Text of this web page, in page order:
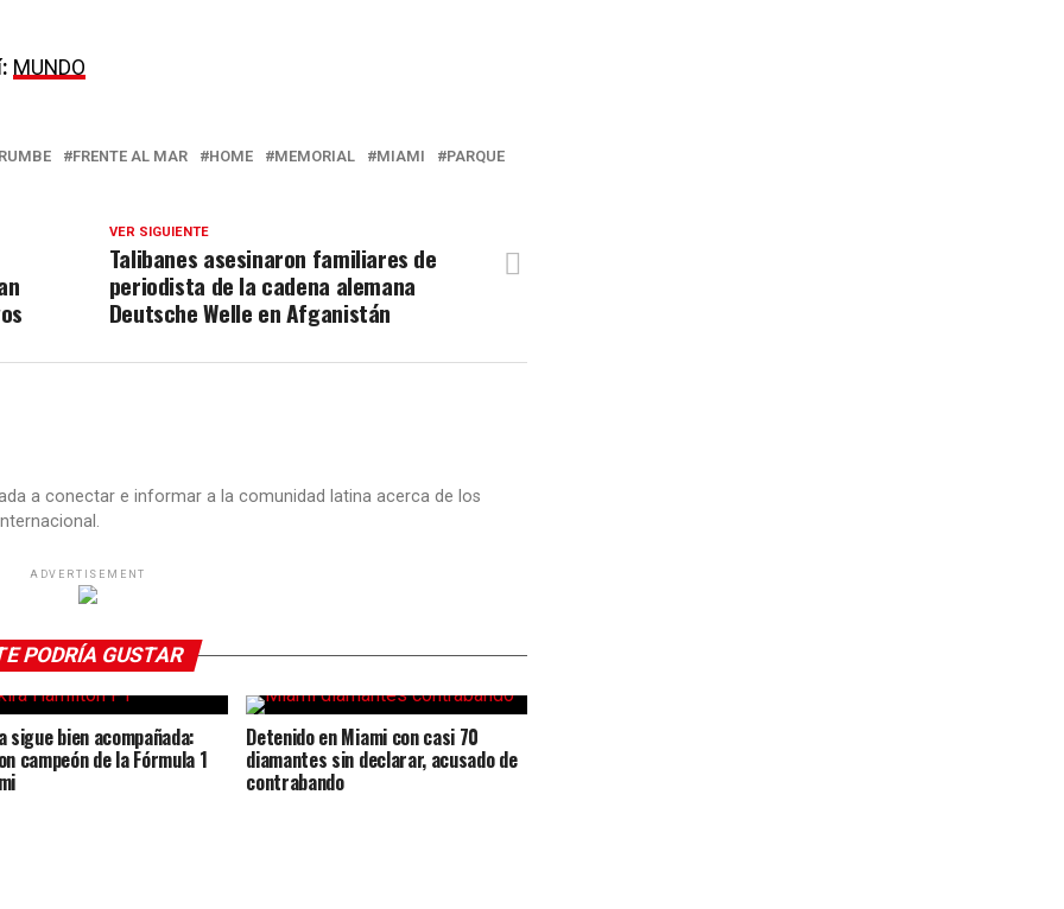
MUNDO
FRENTE AL MAR HOME MEMORIAL MIAMI PARQUE
VER SIGUIENTE
Talibanes asesinaron familiares de
periodista de la cadena alemana
Deutsche Welle en Afganistán
a conectar e informar a la comunidad latina acerca de los
ADVERTISEMENT
PODRÍA GUSTAR
sigue bien acompañada:
campeón de la Fórmula 1
Detenido en Miami con casi 70
diamantes sin declarar, acusado de
contrabando